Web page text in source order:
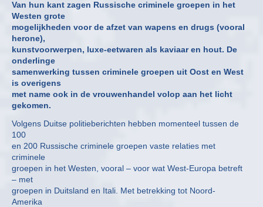
Van hun kant zagen Russische criminele groepen in het
Westen grote
mogelijkheden voor de afzet van wapens en drugs (vooral
herone),
kunstvoorwerpen, luxe-eetwaren als kaviaar en hout. De
onderlinge
samenwerking tussen criminele groepen uit Oost en West
is overigens
met name ook in de vrouwenhandel volop aan het licht
gekomen.
Volgens Duitse politieberichten hebben momenteel tussen de
100
en 200 Russische criminele groepen vaste relaties met
criminele
groepen in het Westen, vooral – voor wat West-Europa betreft
– met
groepen in Duitsland en Itali. Met betrekking tot Noord-
Amerika